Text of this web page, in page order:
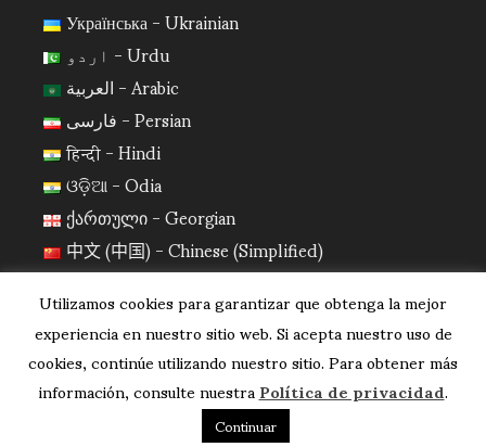
Українська - Ukrainian
اردو - Urdu
العربية - Arabic
فارسی - Persian
हिन्दी - Hindi
ଓଡ଼ିଆ - Odia
ქართული - Georgian
中文 (中国) - Chinese (Simplified)
日本語 - Japanese
한국어 - Korean
Utilizamos cookies para garantizar que obtenga la mejor
experiencia en nuestro sitio web. Si acepta nuestro uso de
cookies, continúe utilizando nuestro sitio. Para obtener más
información, consulte nuestraPolítica de privacidad.
Continuar